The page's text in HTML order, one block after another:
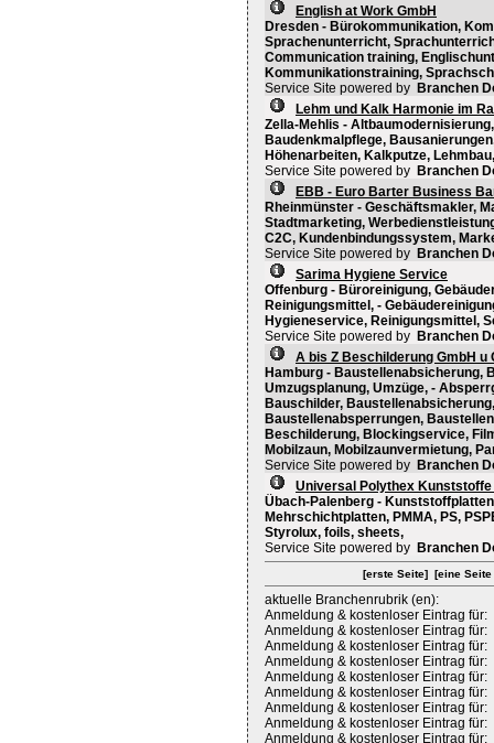
English at Work GmbH
Dresden - Bürokommunikation,
Sprachenunterricht,
Communication training,
Kommunikationstraining,
Service Site powered by Branchen
Lehm und Kalk Harmonie im
Zella-Mehlis -
Baudenkmalpflege,
Höhenarbeiten, Kalkputze, Lehmbau,
Service Site powered by Branchen
EBB - Euro Barter Business
Rheinmünster - Geschäftsmakler,
Stadtmarketing,
C2C, Kundenbindungssystem,
Service Site powered by Branchen
Sarima Hygiene Service
Offenburg - Büroreinigung,
Reinigungsmittel, -
Hygieneservice, Reinigungsmittel,
Service Site powered by Branchen
A bis Z Beschilderung GmbH u
Hamburg - Baustellenabsicherung,
Umzugsplanung, Umzüge, -
Bauschilder,
Baustellenabsperrungen,
Beschilderung, Blockingservice,
Mobilzaun, Mobilzaunvermietung,
Service Site powered by Branchen
Universal Polythex Kunststoffe
Übach-Palenberg -
Mehrschichtplatten, PMMA, PS,
Styrolux, foils, sheets,
Service Site powered by Branchen
[erste Seite] [eine
aktuelle Branchenrubrik (en):
Anmeldung & kostenloser Eintrag für:
Anmeldung & kostenloser Eintrag für:
Anmeldung & kostenloser Eintrag für:
Anmeldung & kostenloser Eintrag für:
Anmeldung & kostenloser Eintrag für:
Anmeldung & kostenloser Eintrag für:
Anmeldung & kostenloser Eintrag für:
Anmeldung & kostenloser Eintrag für:
Anmeldung & kostenloser Eintrag für: